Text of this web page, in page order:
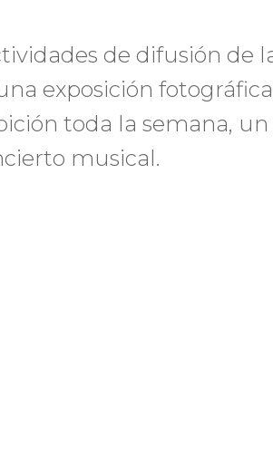
de difusión de
exposición
toda la semana,
musical.